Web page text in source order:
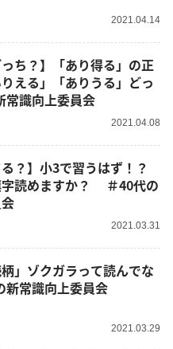
2021.04.14
っち？】「あり得る」の正
える」「ありうる」どっ
常識向上委員会
2021.04.08
る？】小3で習うはず！？
字読めますか？ ＃40代の
2021.03.31
柄」ゾクガラって読んでな
常識向上委員会
2021.03.29